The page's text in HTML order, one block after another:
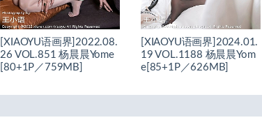
[XIAOYU语画界]2022.08.
26 VOL.851 杨晨晨Yome
[80+1P／759MB]
[XIAOYU语画界]2024.01.
19 VOL.1188 杨晨晨Yom
e[85+1P／626MB]